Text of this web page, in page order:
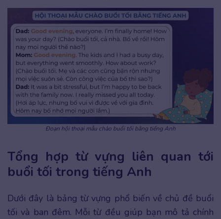
Đoạn hội thoại mẫu chào buổi tối bằng tiếng Anh
Tổng hợp từ vựng liên quan tới
buổi tối trong tiếng Anh
Dưới đây là bảng từ vựng phổ biến về chủ đề buổi
tối và ban đêm. Mỗi từ đều giúp bạn mô tả chính